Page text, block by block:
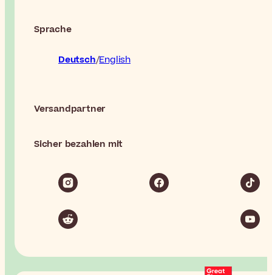
Sprache
Deutsch English
Versandpartner
Sicher bezahlen mit